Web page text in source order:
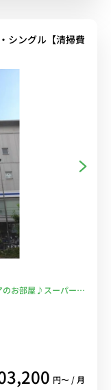
シングル【清掃費
のお部屋♪スーパー沢
円〜 / 月